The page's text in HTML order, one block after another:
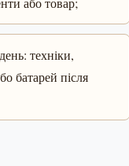
техніки,
батарей після